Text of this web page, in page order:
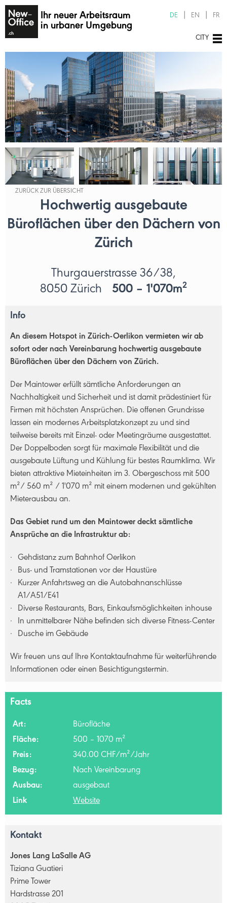
Ihr neuer Arbeitsraum
in urbaner Umgebung
DE EN FR
CITY
Hochwertig ausgebaute
Büroflächen über den Dächern von
Zürich
Thurgauerstrasse 36/38,
8050 Zürich
500 – 1'070m2
Info
An diesem Hotspot in Zürich-Oerlikon vermieten wir ab
sofort oder nach Vereinbarung hochwertig ausgebaute
Büroflächen über den Dächern von Zürich.
Der Maintower erfüllt sämtliche Anforderungen an
Nachhaltigkeit und Sicherheit und ist damit prädestiniert für
Firmen mit höchsten Ansprüchen. Die offenen Grundrisse
lassen ein modernes Arbeitsplatzkonzept zu und sind
teilweise bereits mit Einzel- oder Meetingräume ausgestattet.
Der Doppelboden sorgt für maximale Flexibilität und die
ausgebaute Lüftung und Kühlung für bestes Raumklima. Wir
bieten attraktive Mieteinheiten im 3. Obergeschoss mit 500
m²/ 560 m² / 1'070 m² mit einem modernen und gekühlten
Mieterausbau an.
Das Gebiet rund um den Maintower deckt sämtliche
Ansprüche an die Infrastruktur ab:
Gehdistanz zum Bahnhof Oerlikon
Bus- und Tramstationen vor der Haustüre
Kurzer Anfahrtsweg an die Autobahnanschlüsse
A1/A51/E41
Diverse Restaurants, Bars, Einkaufsmöglichkeiten inhouse
In unmittelbarer Nähe befinden sich diverse Fitness-Center
Dusche im Gebäude
Wir freuen uns auf Ihre Kontaktaufnahme für weiterführende
Informationen oder einen Besichtigungstermin.
Facts
Art:
Bürofläche
Fläche:
500 – 1070 m²
Preis:
340.00 CHF/m²/Jahr
Bezug:
Nach Vereinbarung
Ausbau:
ausgebaut
Link
Website
Kontakt
Jones Lang LaSalle AG
Tiziana Guatieri
Prime Tower
Hardstrasse 201
ZURÜCK ZUR ÜBERSICHT